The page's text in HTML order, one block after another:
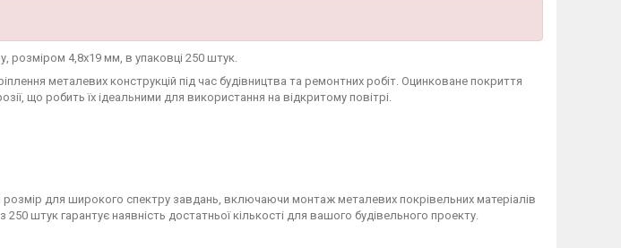
розміром 4,8x19 мм, в упаковці 250 штук.
металевих конструкцій під час будівництва та ремонтних робіт. Оцинковане покриття
що робить їх ідеальними для використання на відкритому повітрі.
для широкого спектру завдань, включаючи монтаж металевих покрівельних матеріалів
штук гарантує наявність достатньої кількості для вашого будівельного проекту.